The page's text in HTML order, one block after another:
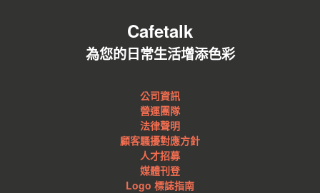
Cafetalk
為您的日常生活增添色彩
公司資訊
營運團隊
法律聲明
顧客騷擾對應方針
人才招募
媒體刊登
Logo 標誌指南